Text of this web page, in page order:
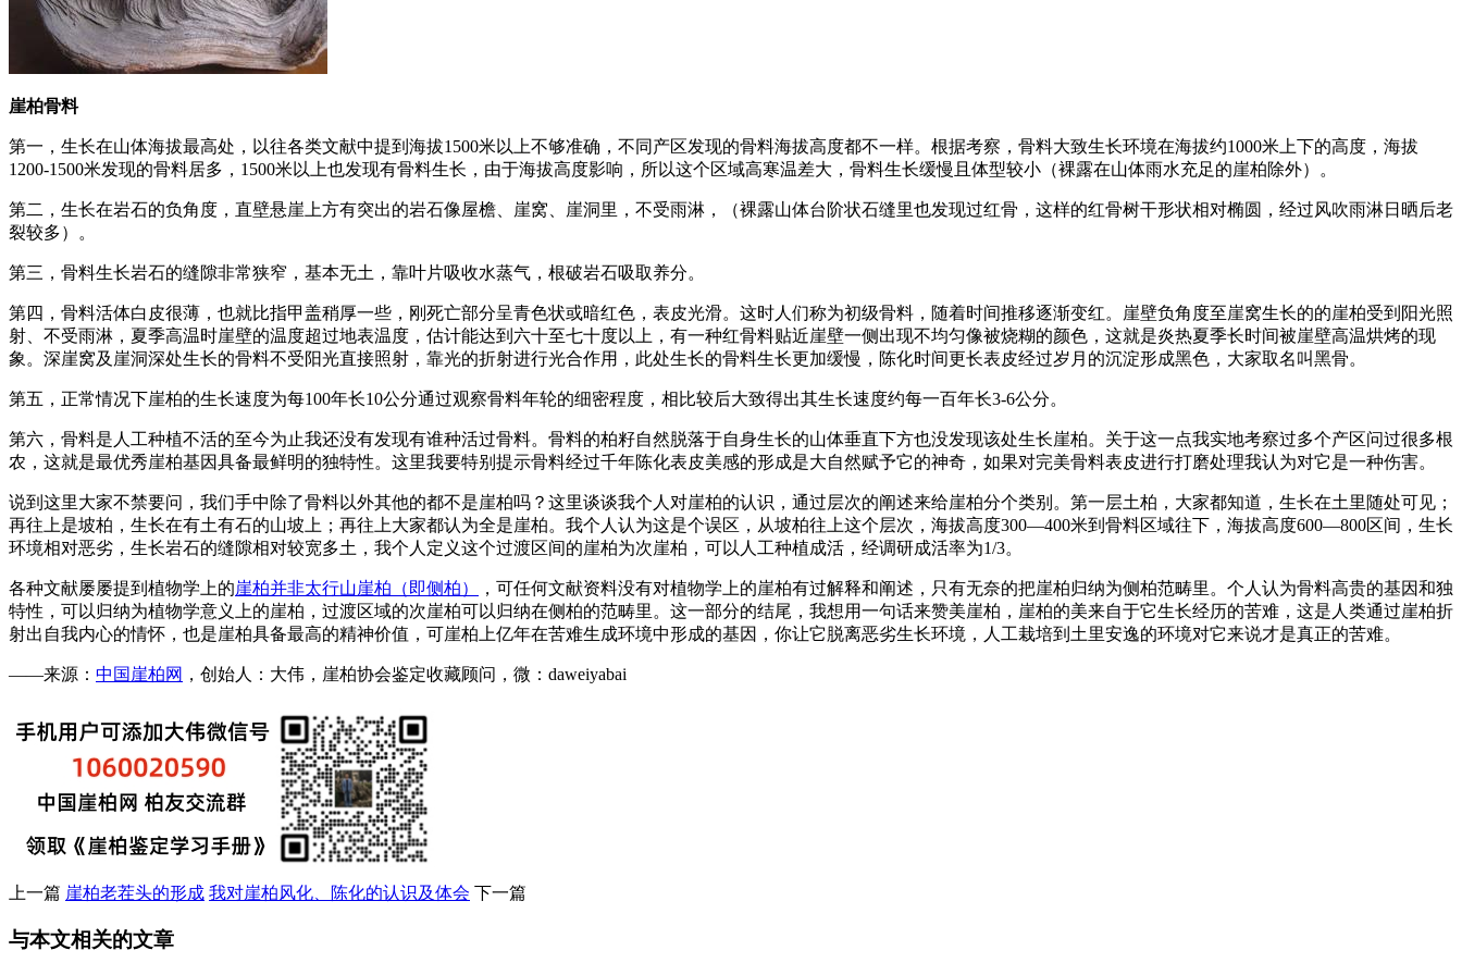
崖柏骨料
第一，生长在山体海拔最高处，以往各类文献中提到海拔1500米以上不够准确，不同产区发现的骨料海拔高度都不一样。根据考察，骨料大致生长环境在海拔约1000米上下的高度，海拔
1200-1500米发现的骨料居多，1500米以上也发现有骨料生长，由于海拔高度影响，所以这个区域高寒温差大，骨料生长缓慢且体型较小（裸露在山体雨水充足的崖柏除外）。
第二，生长在岩石的负角度，直壁悬崖上方有突出的岩石像屋檐、崖窝、崖洞里，不受雨淋，（裸露山体台阶状石缝里也发现过红骨，这样的红骨树干形状相对椭圆，经过风吹雨淋日晒后老
裂较多）。
第三，骨料生长岩石的缝隙非常狭窄，基本无土，靠叶片吸收水蒸气，根破岩石吸取养分。
第四，骨料活体白皮很薄，也就比指甲盖稍厚一些，刚死亡部分呈青色状或暗红色，表皮光滑。这时人们称为初级骨料，随着时间推移逐渐变红。崖壁负角度至崖窝生长的的崖柏受到阳光照
射、不受雨淋，夏季高温时崖壁的温度超过地表温度，估计能达到六十至七十度以上，有一种红骨料贴近崖壁一侧出现不均匀像被烧糊的颜色，这就是炎热夏季长时间被崖壁高温烘烤的现
象。深崖窝及崖洞深处生长的骨料不受阳光直接照射，靠光的折射进行光合作用，此处生长的骨料生长更加缓慢，陈化时间更长表皮经过岁月的沉淀形成黑色，大家取名叫黑骨。
第五，正常情况下崖柏的生长速度为每100年长10公分通过观察骨料年轮的细密程度，相比较后大致得出其生长速度约每一百年长3-6公分。
第六，骨料是人工种植不活的至今为止我还没有发现有谁种活过骨料。骨料的柏籽自然脱落于自身生长的山体垂直下方也没发现该处生长崖柏。关于这一点我实地考察过多个产区问过很多根
农，这就是最优秀崖柏基因具备最鲜明的独特性。这里我要特别提示骨料经过千年陈化表皮美感的形成是大自然赋予它的神奇，如果对完美骨料表皮进行打磨处理我认为对它是一种伤害。
说到这里大家不禁要问，我们手中除了骨料以外其他的都不是崖柏吗？这里谈谈我个人对崖柏的认识，通过层次的阐述来给崖柏分个类别。第一层土柏，大家都知道，生长在土里随处可见；
再往上是坡柏，生长在有土有石的山坡上；再往上大家都认为全是崖柏。我个人认为这是个误区，从坡柏往上这个层次，海拔高度300—400米到骨料区域往下，海拔高度600—800区间，生长
环境相对恶劣，生长岩石的缝隙相对较宽多土，我个人定义这个过渡区间的崖柏为次崖柏，可以人工种植成活，经调研成活率为1/3。
各种文献屡屡提到植物学上的崖柏并非太行山崖柏（即侧柏）
，可任何文献资料没有对植物学上的崖柏有过解释和阐述，只有无奈的把崖柏归纳为侧柏范畴里。个人认为骨料高贵的基因和独
特性，可以归纳为植物学意义上的崖柏，过渡区域的次崖柏可以归纳在侧柏的范畴里。这一部分的结尾，我想用一句话来赞美崖柏，崖柏的美来自于它生长经历的苦难，这是人类通过崖柏折
射出自我内心的情怀，也是崖柏具备最高的精神价值，可崖柏上亿年在苦难生成环境中形成的基因，你让它脱离恶劣生长环境，人工栽培到土里安逸的环境对它来说才是真正的苦难。
——来源： 中国崖柏网 ，创始人：大伟，崖柏协会鉴定收藏顾问，微：daweiyabai
上一篇 崖柏老茬头的形成 我对崖柏风化、陈化的认识及体会 下一篇
与本文相关的文章